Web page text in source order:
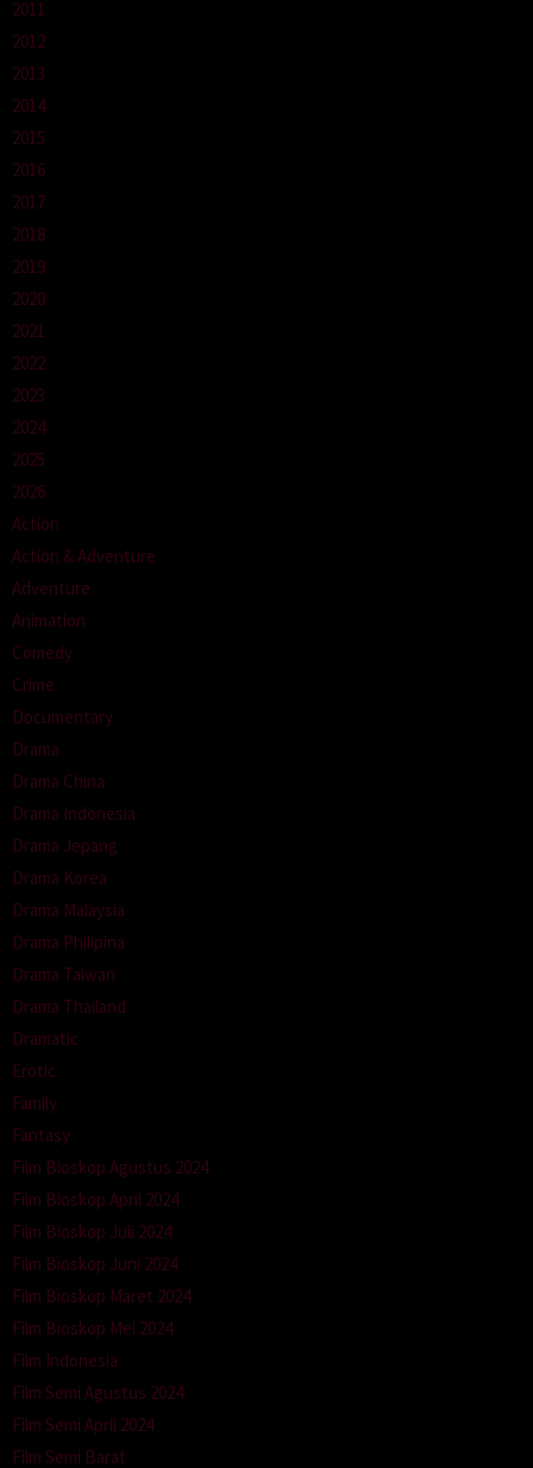
2011
2012
2013
2014
2015
2016
2017
2018
2019
2020
2021
2022
2023
2024
2025
2026
Action
Action & Adventure
Adventure
Animation
Comedy
Crime
Documentary
Drama
Drama China
Drama Indonesia
Drama Jepang
Drama Korea
Drama Malaysia
Drama Philipina
Drama Taiwan
Drama Thailand
Dramatic
Erotic
Family
Fantasy
Film Bioskop Agustus 2024
Film Bioskop April 2024
Film Bioskop Juli 2024
Film Bioskop Juni 2024
Film Bioskop Maret 2024
Film Bioskop Mei 2024
Film Indonesia
Film Semi Agustus 2024
Film Semi April 2024
Film Semi Barat